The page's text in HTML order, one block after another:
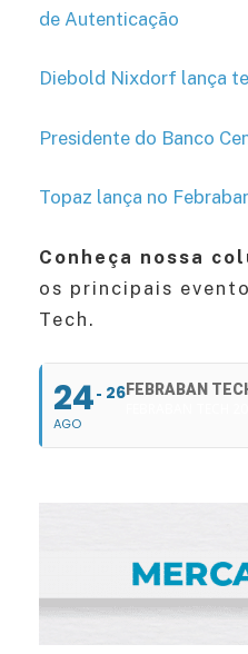
de Autenticação
Diebold Nixdorf lança
Presidente do Banco
Topaz lança no
Conheça nossa
os principais
Tech.
24
AGO
26FEBRABAN